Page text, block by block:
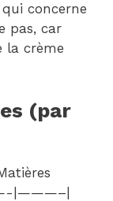
concerne
pas, car
la crème
(par
|———–|